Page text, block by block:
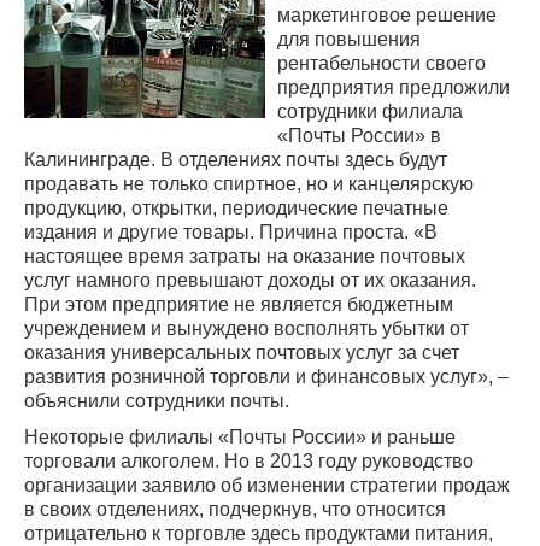
маркетинговое решение
для повышения
рентабельности своего
предприятия предложили
сотрудники филиала
«Почты России» в
Калининграде. В отделениях почты здесь будут
продавать не только спиртное, но и канцелярскую
продукцию, открытки, периодические печатные
издания и другие товары. Причина проста. «В
настоящее время затраты на оказание почтовых
услуг намного превышают доходы от их оказания.
При этом предприятие не является бюджетным
учреждением и вынуждено восполнять убытки от
оказания универсальных почтовых услуг за счет
развития розничной торговли и финансовых услуг», –
объяснили сотрудники почты.
Некоторые филиалы «Почты России» и раньше
торговали алкоголем. Но в 2013 году руководство
организации заявило об изменении стратегии продаж
в своих отделениях, подчеркнув, что относится
отрицательно к торговле здесь продуктами питания,